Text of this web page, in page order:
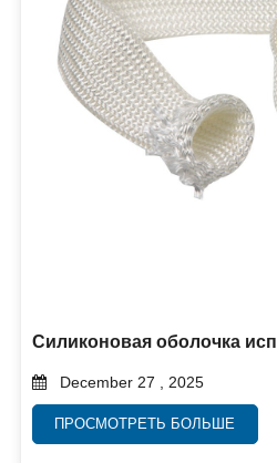
December 27 , 2025
ПРОСМОТРЕТЬ БОЛЬШЕ